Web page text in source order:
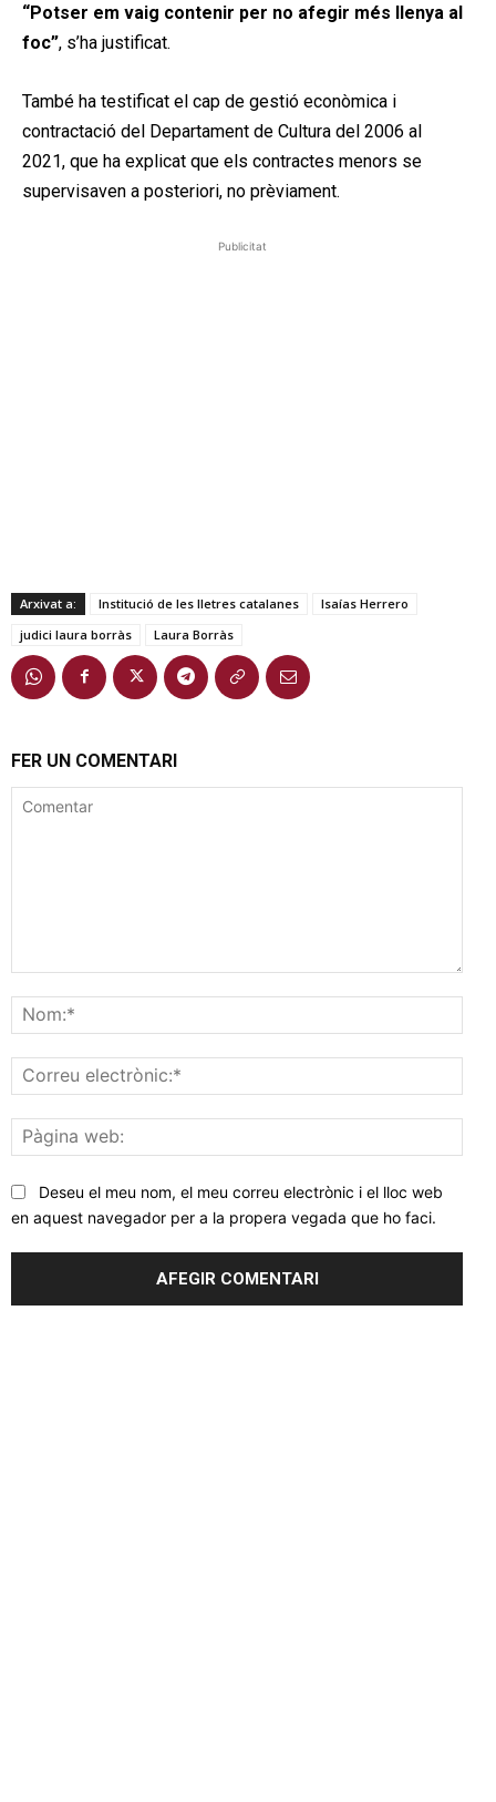
“Potser em vaig contenir per no afegir més llenya al
foc”, s’ha justificat.
També ha testificat el cap de gestió econòmica i
contractació del Departament de Cultura del 2006 al
2021, que ha explicat que els contractes menors se
supervisaven a posteriori, no prèviament.
Publicitat
Arxivat a: Institució de les lletres catalanes
Isaías Herrero
judici laura borràs
Laura Borràs
FER UN COMENTARI
web:
Deseu el meu nom, el meu correu electrònic i el lloc web
en aquest navegador per a la propera vegada que ho faci.